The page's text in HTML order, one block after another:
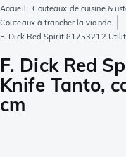
Accueil Couteaux de cuisine &
Couteaux à trancher la viande
F. Dick Red Spirit 81753212
F. Dick Red
Knife Tanto,
cm